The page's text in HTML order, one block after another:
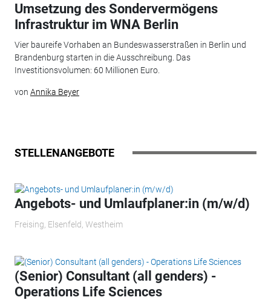
Umsetzung des Sondervermögens
Infrastruktur im WNA Berlin
Vier baureife Vorhaben an Bundeswasserstraßen in Berlin und
Brandenburg starten in die Ausschreibung. Das
Investitionsvolumen: 60 Millionen Euro.
von Annika Beyer
STELLENANGEBOTE
Angebots- und Umlaufplaner:in (m/w/d)
Freising, Elsenfeld, Westheim
(Senior) Consultant (all genders) -
Operations Life Sciences